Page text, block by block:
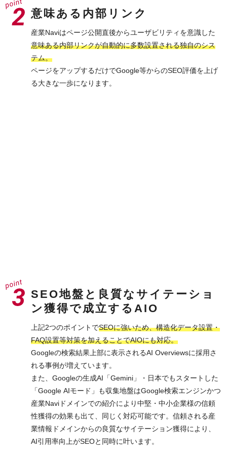
意味ある内部リンク
産業Naviはページ公開直後からユーザビリティを意識した
意味ある内部リンクが自動的に多数設置される独自のシス
テム。
ページをアップするだけでGoogle等からのSEO評価を上げ
る大きな一歩になります。
SEO地盤と良質なサイテーショ
ン獲得で成立するAIO
上記2つのポイントでSEOに強いため、構造化データ設置・
FAQ設置等対策を加えることでAIOにも対応。
Googleの検索結果上部に表示されるAI Overviewsに採用さ
れる事例が増えています。
また、Googleの生成AI「Gemini」・日本でもスタートした
「Google AIモード」も収集地盤はGoogle検索エンジンかつ
産業Naviドメインでの紹介により中堅・中小企業様の信頼
性獲得の効果も出て、同じく対応可能です。信頼される産
業情報ドメインからの良質なサイテーション獲得により、
AI引用率向上がSEOと同時に叶います。